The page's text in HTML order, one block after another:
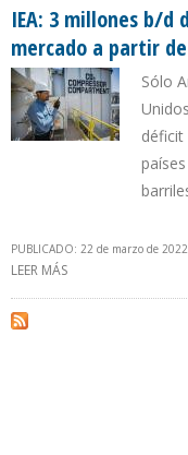
IEA: 3 millones b/d
mercado a partir
Sólo
déficit
PUBLICADO: 22 de marzo de 2022
LEER MÁS